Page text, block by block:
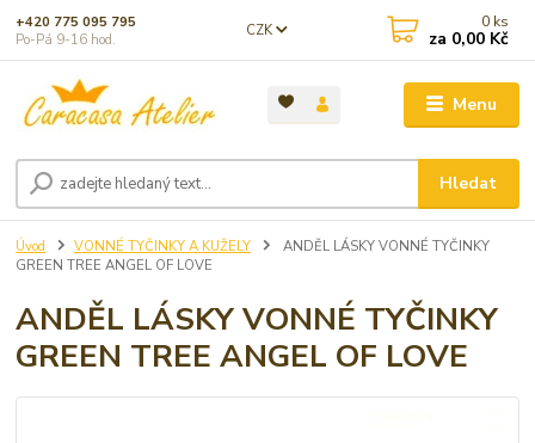
Menu
CZK
Hledat
+420 775 095 795
Po-Pá 9-16 hod.
0 ks
za 0,00 Kč
Úvod VONNÉ TYČINKY A KUŽELY
ANDĚL LÁSKY VONNÉ TYČINKY
GREEN TREE ANGEL OF LOVE
ANDĚL LÁSKY VONNÉ TYČINKY
GREEN TREE ANGEL OF LOVE